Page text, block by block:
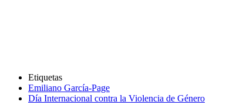
Etiquetas
Emiliano García-Page
Día Internacional contra la Violencia de Género